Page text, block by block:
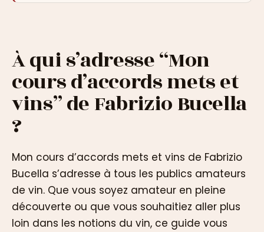
À qui s’adresse “Mon
cours d’accords mets et
vins” de Fabrizio Bucella
?
Mon cours d’accords mets et vins de Fabrizio
Bucella s’adresse à tous les publics amateurs
de vin. Que vous soyez amateur en pleine
découverte ou que vous souhaitiez aller plus
loin dans les notions du vin, ce guide vous